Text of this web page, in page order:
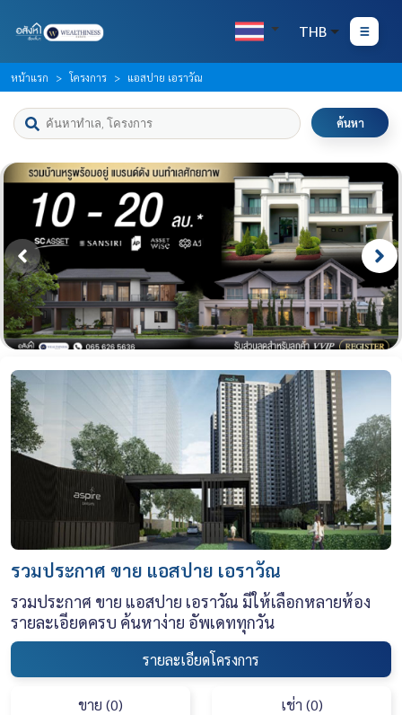
THB
หน้าแรก โครงการ แอสปาย เอราวัณ
ค้นหา
รวมประกาศ ขาย แอสปาย เอราวัณ
รวมประกาศ ขาย แอสปาย เอราวัณ มีให้เลือกหลายห้อง
รายละเอียดครบ ค้นหาง่าย อัพเดททุกวัน
รายละเอียดโครงการ
ขาย (0) เช่า (0)